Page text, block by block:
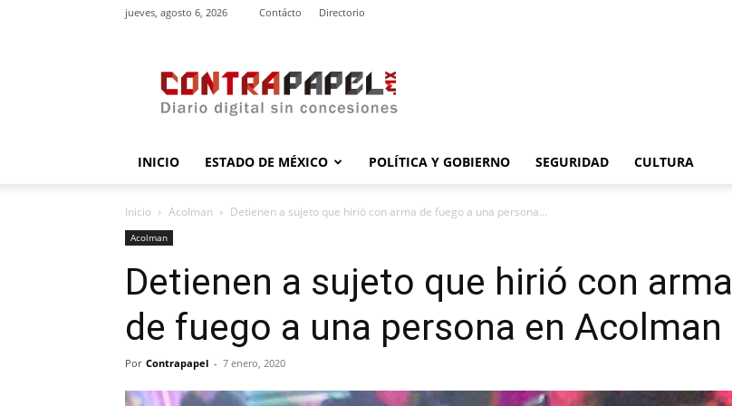
jueves, agosto 6, 2026 Contácto Directorio
INICIO ESTADO DE MÉXICO POLÍTICA Y GOBIERNO SEGURIDAD CULTURA
Inicio Acolman Detienen a sujeto que hirió con arma de fuego a una persona...
Acolman
Detienen a sujeto que hirió con arma
de fuego a una persona en Acolman
Por Contrapapel - 7 enero, 2020